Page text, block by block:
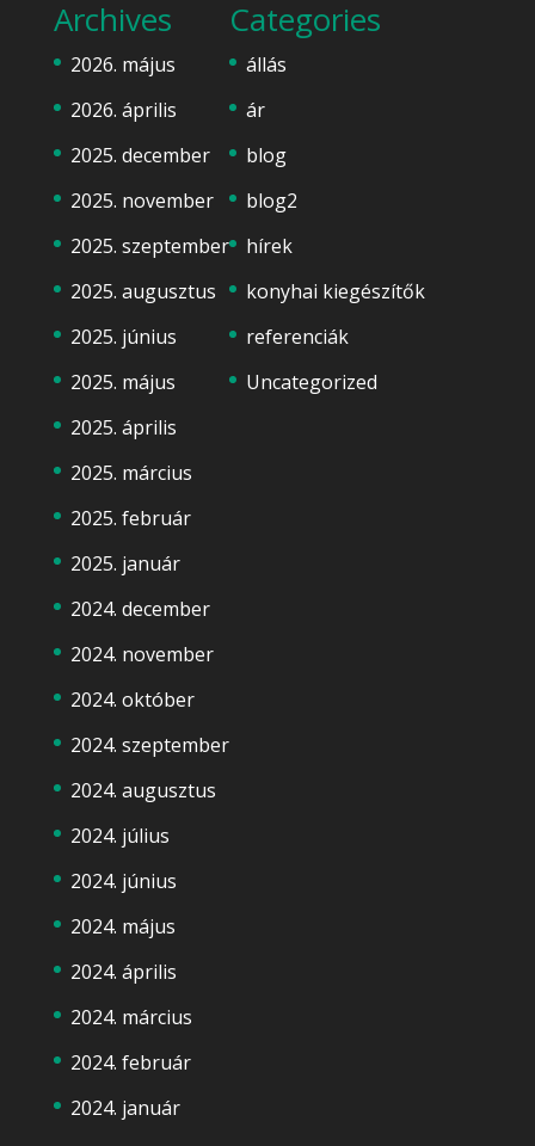
Archives
2026. május
2026. április
2025. december
2025. november
2025. szeptember
2025. augusztus
2025. június
2025. május
2025. április
2025. március
2025. február
2025. január
2024. december
2024. november
2024. október
2024. szeptember
2024. augusztus
2024. július
2024. június
2024. május
2024. április
2024. március
2024. február
2024. január
Categories
állás
ár
blog
blog2
hírek
konyhai kiegészítők
referenciák
Uncategorized